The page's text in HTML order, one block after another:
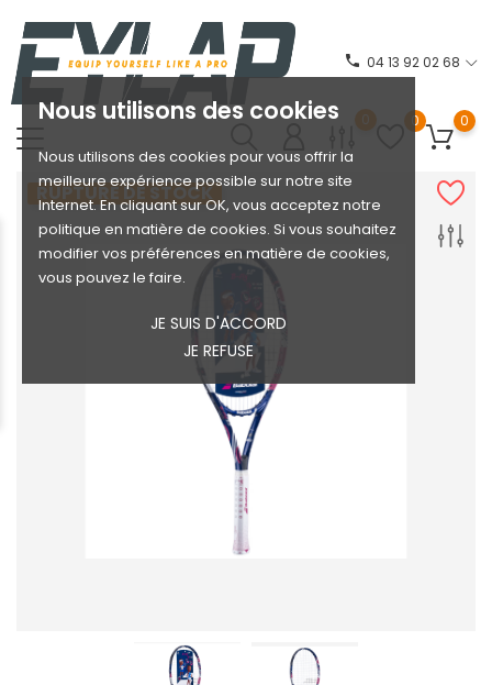
Nous utilisons des cookies
Nous utilisons des cookies pour vous offrir la
meilleure expérience possible sur notre site
Internet. En cliquant sur OK, vous acceptez notre
politique en matière de cookies. Si vous souhaitez
modifier vos préférences en matière de cookies,
vous pouvez le faire.
JE SUIS D'ACCORD
JE REFUSE
phone 04 13 92 02 68
0 0 0
RUPTURE DE STOCK